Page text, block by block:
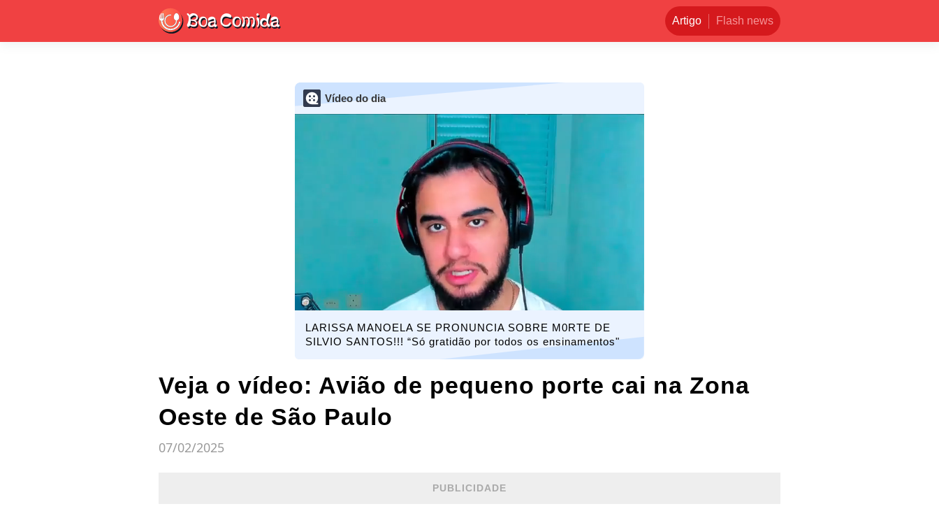
Artigo Flash news
Vídeo do dia
LARISSA MANOELA SE PRONUNCIA SOBRE M0RTE DE
SILVIO SANTOS!!! “Só gratidão por todos os ensinamentos"
Veja o vídeo: Avião de pequeno porte cai na Zona
Oeste de São Paulo
07/02/2025
PUBLICIDADE